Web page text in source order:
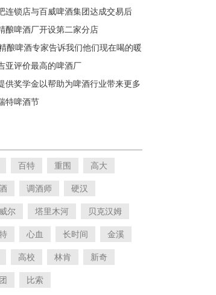
连锁店与百威啤酒集团达成交易后
菜单中剔除的饮品之一
酿啤酒厂开设第二家分店
酿啤酒专家告诉我们他们现在喝的暖
亚评价最高的啤酒厂
供奖学金以帮助为啤酒行业带来更多
特啤酒节
百特 重围 高大
调酒师 硬汉
尔 塔里木河 贝克汉姆
心血 长时间 金溪
高校 林肯 新奇
比索